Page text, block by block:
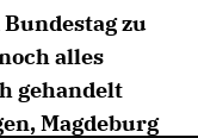
zu
alles
gehandelt
Magdeburg